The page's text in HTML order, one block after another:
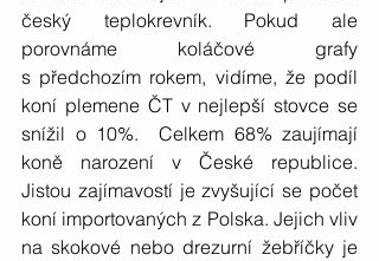
český teplokrevník. Pokud ale
porovnáme koláčové grafy
s předchozím rokem, vidíme, že podíl
koní plemene ČT v nejlepší stovce se
snížil o 10%.  Celkem 68% zaujímají
koně narození v České republice.
Jistou zajímavostí je zvyšující se počet
koní importovaných z Polska. Jejich vliv
na skokové nebo drezurní žebříčky je